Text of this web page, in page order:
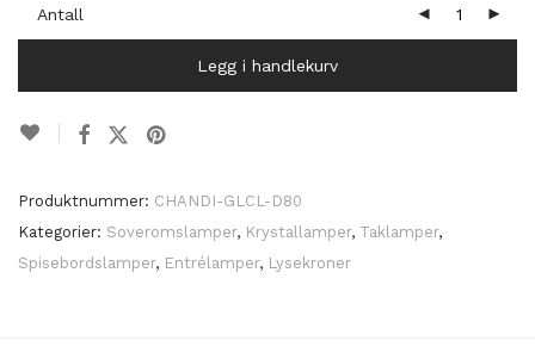
Antall
Legg i handlekurv
Produktnummer: CHANDI-GLCL-D80
Kategorier: Soveromslamper, Krystallamper, Taklamper,
Spisebordslamper, Entrélamper, Lysekroner